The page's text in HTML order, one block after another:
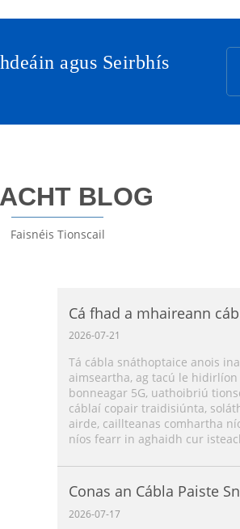
agus Seirbhís
BLOG
Faisnéis Tionscail
Cá fhad a mhaireann
2026-07-21
Tá cábla snáthoptaice anois
aimseartha, ag tacú le
bonneagar 5G, uathoibriú
cáblaí copair traidisiúnta,
airde, caillteanas comhartha
níos fearr in aghaidh cur
Conas an Cábla Paiste
2026-07-17